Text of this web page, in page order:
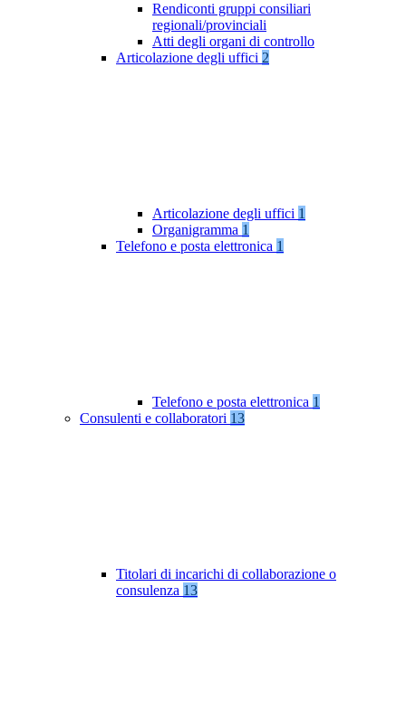
Rendiconti gruppi consiliari
regionali/provinciali
Atti degli organi di controllo
Articolazione degli uffici 2
Articolazione degli uffici 1
Organigramma 1
Telefono e posta elettronica 1
Telefono e posta elettronica 1
Consulenti e collaboratori 13
Titolari di incarichi di collaborazione o
consulenza 13